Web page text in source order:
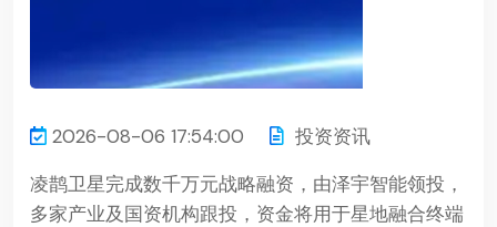
2026-08-06 17:54:00
投资资讯
凌鹊卫星完成数千万元战略融资，由泽宇智能领投，
多家产业及国资机构跟投，资金将用于星地融合终端